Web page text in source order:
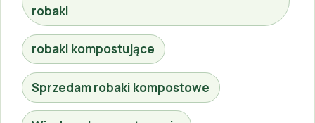
robaki
robaki kompostujące
Sprzedam robaki kompostowe